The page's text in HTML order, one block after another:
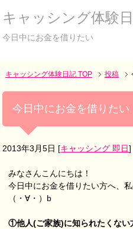
キャッシング体験
今日中にお金を借りたい
キャッシング体験日記 TOP 投稿
今日中にお金を借りたい
2013年3月5日 [キャッシング 即日]
みなさんこんにちは！
今日中にお金を借りたい方へ、
（・∀・）b
①他人(ご家族)に知られたくない